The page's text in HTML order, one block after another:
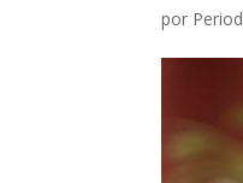
por